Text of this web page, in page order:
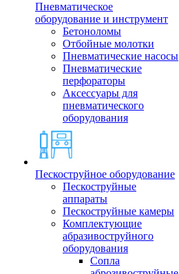
Пневматическое
оборудование и инструмент
Бетоноломы
Отбойные молотки
Пневматические насосы
Пневматические
перфораторы
Аксессуары для
пневматического
оборудования
Пескоструйное оборудование
Пескоструйные
аппараты
Пескоструйные камеры
Комплектующие
абразивоструйного
оборудования
Сопла